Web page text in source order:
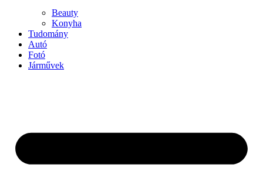
Beauty
Konyha
Tudomány
Autó
Fotó
Járművek